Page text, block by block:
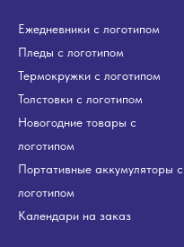
Ежедневники с логотипом
Пледы с логотипом
Термокружки с логотипом
Толстовки с логотипом
Новогодние товары с
логотипом
Портативные аккумуляторы с
логотипом
Календари на заказ